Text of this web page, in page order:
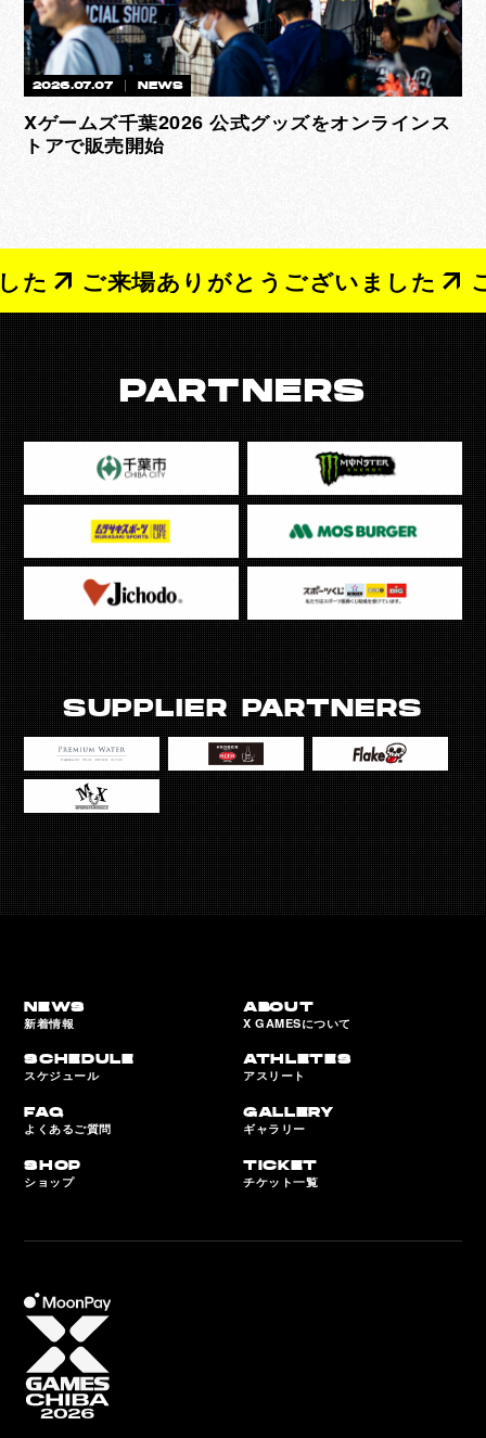
2026.07.07 NEWS
Xゲームズ千葉2026 公式グッズをオンラインス
トアで販売開始
場ありがとうございました ご来場あ
PARTNERS
SUPPLIER PARTNERS
NEWS
新着情報
ABOUT
X GAMESについて
SCHEDULE
スケジュール
ATHLETES
アスリート
FAQ
よくあるご質問
GALLERY
ギャラリー
SHOP
ショップ
TICKET
チケット一覧